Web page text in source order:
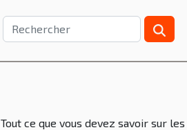
Tout ce que vous devez savoir sur